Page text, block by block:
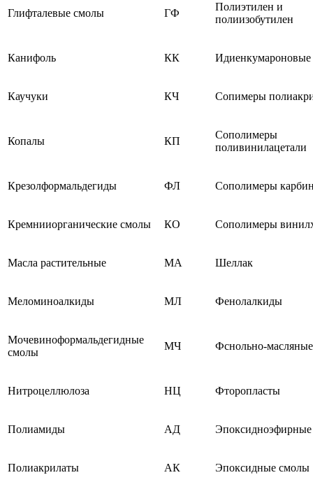
Глифталевые смолы ГФ
Полиэтилен и
полиизобутилен
Канифоль КК
Каучуки КЧ Сопимеры
Копалы КП
Сополимеры
поливинилацетали
Крезолформальдегиды ФЛ Сополимеры
Кремнииорганические смолы КО Сополимеры
Масла растительные МА Шеллак
Меломиноалкиды МЛ Фенолалкиды
Мочевиноформальдегидные
смолы
МЧ Фснольно-
Нитроцеллюлоза НЦ Фторопласты
Полиамиды АД
Полиакрилаты АК Эпоксидные смолы